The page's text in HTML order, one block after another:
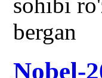
bergan
Nobel-